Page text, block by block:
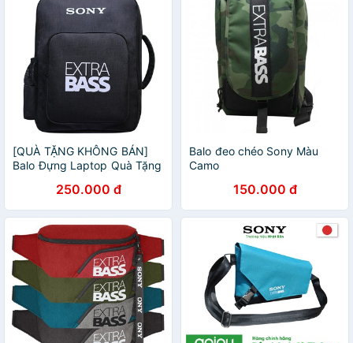
[QUÀ TẶNG KHÔNG BÁN]
Balo Đựng Laptop Quà Tặng
250.000 đ
Balo đeo chéo Sony Màu
Camo
150.000 đ